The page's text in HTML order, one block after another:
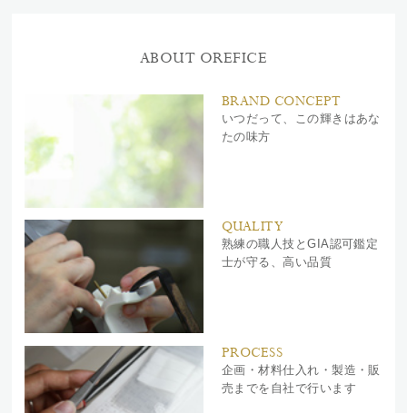
ABOUT OREFICE
BRAND CONCEPT
いつだって、この輝きはあな
たの味方
QUALITY
熟練の職人技とGIA認可鑑定
士が守る、高い品質
PROCESS
企画・材料仕入れ・製造・販
売までを自社で行います